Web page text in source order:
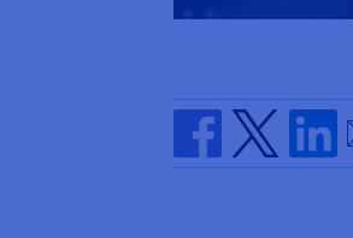
Share on Facebook
Share onShare